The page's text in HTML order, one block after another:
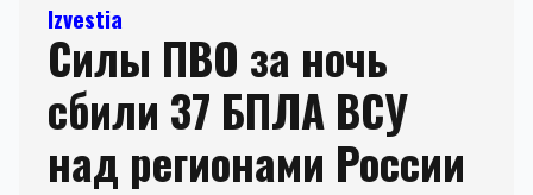
Izvestia
Силы ПВО за ночь
сбили 37 БПЛА ВСУ
над регионами России